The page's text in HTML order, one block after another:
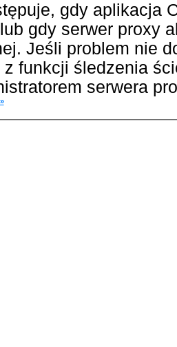
gdy aplikacja
gdy serwer proxy
Jeśli problem nie
funkcji śledzenia
serwera